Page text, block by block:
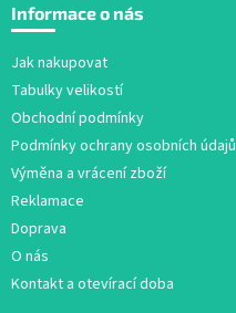
p
Informace o nás
Jak nakupovat
Tabulky velikostí
Obchodní podmínky
Podmínky ochrany osobních údajů
Výměna a vrácení zboží
Reklamace
Doprava
O nás
Kontakt a otevírací doba